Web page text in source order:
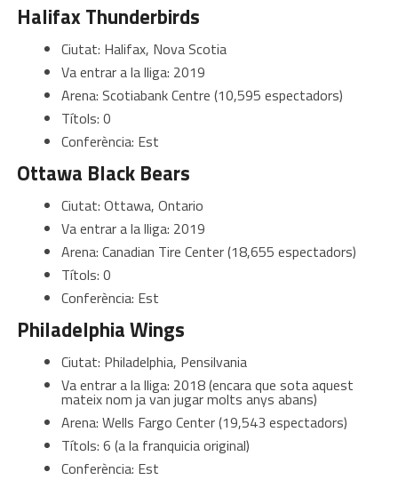
Halifax Thunderbirds
Ciutat: Halifax, Nova Scotia
Va entrar a la lliga: 2019
Arena: Scotiabank Centre (10,595 espectadors)
Títols: 0
Conferència: Est
Ottawa Black Bears
Ciutat: Ottawa, Ontario
Va entrar a la lliga: 2019
Arena: Canadian Tire Center (18,655 espectadors)
Títols: 0
Conferència: Est
Philadelphia Wings
Ciutat: Philadelphia, Pensilvania
Va entrar a la lliga: 2018 (encara que sota aquest
mateix nom ja van jugar molts anys abans)
Arena: Wells Fargo Center (19,543 espectadors)
Títols: 6 (a la franquicia original)
Conferència: Est